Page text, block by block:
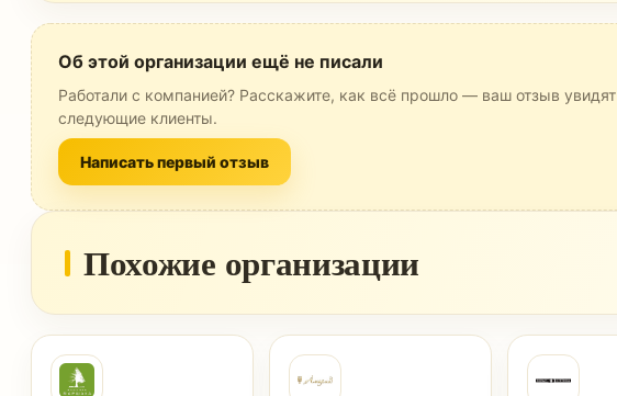
Об этой организации ещё не писали
Работали с компанией? Расскажите, как всё прошло — ваш отзыв увидят
следующие клиенты.
Написать первый отзыв
Похожие организации